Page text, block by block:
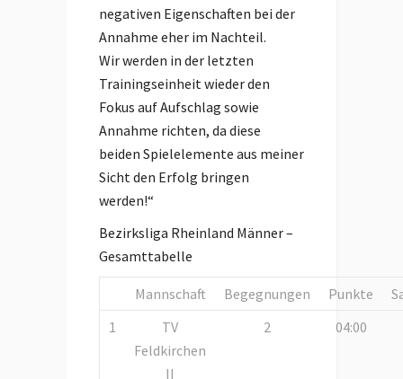
negativen Eigenschaften bei der
Annahme eher im Nachteil.
Wir werden in der letzten
Trainingseinheit wieder den
Fokus auf Aufschlag sowie
Annahme richten, da diese
beiden Spielelemente aus meiner
Sicht den Erfolg bringen
werden!“
Bezirksliga Rheinland Männer –
Gesamttabelle
Mannschaft Begegnungen Punkte
1
TV
Feldkirchen
II
2 04:00